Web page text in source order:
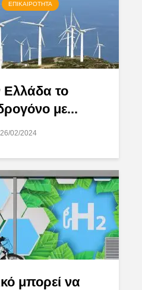
ΕΠΙΚΑΙΡΌΤΗΤΑ
Ελλάδα το
με...
26/02/2024
μπορεί να